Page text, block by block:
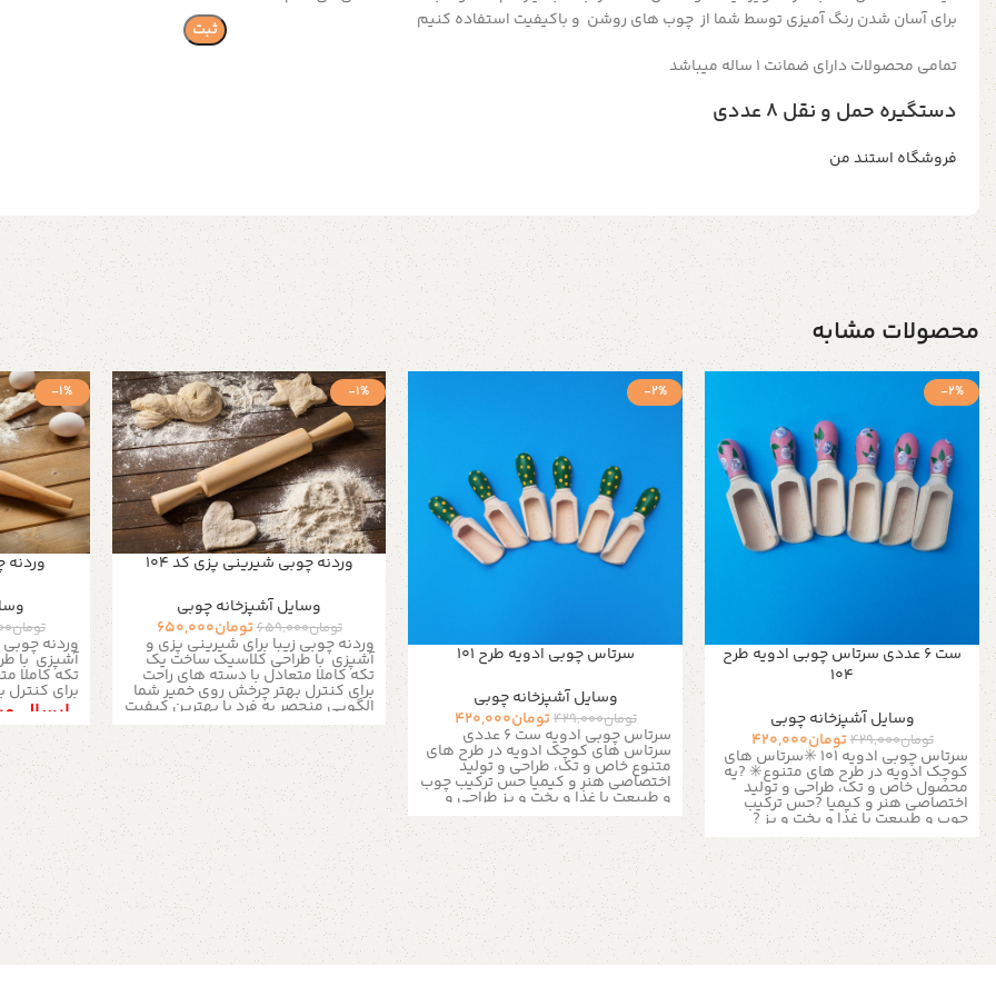
برای آسان شدن رنگ آمیزی توسط شما از چوب های روشن و باکیفیت استفاده کنیم
تمامی محصولات دارای ضمانت ۱ ساله میباشد
دستگیره حمل و نقل ۸ عددی
فروشگاه استند من
محصولات مشابه
-2%
ست ۶ عددی سرتاس چوبی ادویه طرح
۱۰۴
وسایل آشپزخانه چوبی
تومان429,000تومان420,000
سرتاس چوبی ادویه ۱۰۱ ✳️سرتاس های
کوچک ادویه در طرح های متنوع✳️ ?یه
محصول خاص و تک، طراحی و تولید
اختصاصی هنر و کیمیا ?حس ترکیب
چوب و طبیعت با غذا و پخت و پز ?
طراحی و نقاشی زیبا با بهترین و سالم
ترین متریال ?ست ۶ عددی برای انواع
ادویه و نمک و فلفلطول ۴.۵ سانت
یک هدیه مناسب برای مناسبت های
زیبا??رشت، خ معلم، چهارراه ویلانج،
گالری هنر و کیمیا ارسال با ❤️ به سراسر
کشور
-2%
سرتاس چوبی ادویه طرح ۱۰۱
وسایل آشپزخانه چوبی
تومان429,000تومان420,000
سرتاس چوبی ادویه ست 6 عددی
سرتاس های کوچک ادویه در طرح های
متنوعخاص و تک، طراحی و تولید
اختصاصی هنر و کیمیاحس ترکیب چوب
و طبیعت با غذا و پخت و پز طراحی و
نقاشی زیبا با بهترین و سالم ترین
متریال ?ست ۶ عددی برای انواع ادویه و
نمک و فلفل طول ۴.۵ سانت ?یک
هدیه مناسب برای مناسبت های زیبا ?
رشت، خ معلم، چهارراه ویلانج، گالری
هنر و کیمیا ارسال به سراسر کشور
آدمک چوبی
فروشگاه استند من
-1%
وردنه چوبی شیرینی پزی کد 104
وسایل آشپزخانه چوبی
تومان659,000تومان650,000
وردنه چوبی زیبا برای شیرینی پزی و
آشپزی با طراحی کلاسیک ساخت یک
تکه کاملا متعادل با دسته های راحت
برای کنترل بهتر چرخش روی خمیر شما
الگویی منحصر به فرد با بهترین کیفیت
چوب برای قالب بهتر خمیر های شما این
وردنه علاوه بر کاربرد در آشپزی
جایگاهی زیبا در آشپزخانه شما پیدا
خواهد کردبا پیشرفت تکنولوژی، تنوع
در ابزار شیرینی پزی هر روز بیشتر می
شه. داشتن خیلی از این وسیله ها برای
شیرینی پزی خونگی ضروری نیست و با
فضای کوچیک آشپزخونه ها، مجبوریم
بین گزینه ها انتخاب درستی داشته
باشیم. با داشتن اطلاعات لازم در مورد
لوازم قنادی، به راحتی می تونیم از
عهده ی یک خرید درست بر بیایم.یکی
از ابزار های اولیه و مهم شیرینی پزی
وردنه ست. وردنه rolling pin ابزاری
لوله ای شکل برای پهن کردن و فرم
دادن انواع خمیرهاست اندازه : طول :
36 سانتی متر قطر : 3.5 / 4 سانتی
-1%
وردنه
تومان
وردنه
آشپزی با
تکه کاملا
برای
ارسال
از
کرایه
از
الگویی
چوب برای
وردنه
جایگاهی
خواهد کرد